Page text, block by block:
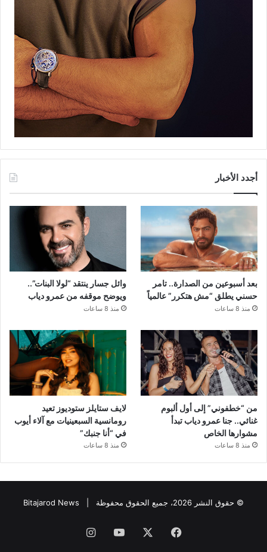
أجدد الأخبار
بعد أسبوعين من الصدارة.. تامر
حسني يطلق “مش هتكرر” عالمياً
منذ 8 ساعات
وائل جسار ينتقد “لولا البنات”..
ويوضح موقفه من عمرو دياب
منذ 8 ساعات
من “خطفوني” إلى أول ألبوم
غنائي.. جنا عمرو دياب تبدأ
مشوارها الخاص
منذ 8 ساعات
لايف ستايلز ستوديوز تعيد
رومانسية السبعينيات مع آلاء أيوب
في “أنا جنبك”
منذ 8 ساعات
© حقوق النشر 2026، جميع الحقوق محفوظة | Bitajarod News
فيسبوك ‫YouTubeانستقرام